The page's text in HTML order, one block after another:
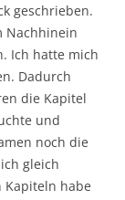
geschrieben.
Nachhinein
Ich hatte mich
Dadurch
die Kapitel
und
noch die
gleich
Kapiteln habe